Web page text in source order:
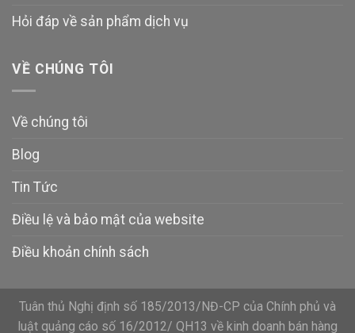
Hỏi đáp về sản phẩm dịch vụ
VỀ CHÚNG TÔI
Về chúng tôi
Blog
Tin Tức
Điều lệ và bảo mật của website
Điều khoản chính sách
Tuân thủ Nghị định số 185/2013/NĐ-CP của Chính phủ và
luật quảng cáo số 16/2012/ QH13 về kinh doanh bán hàng